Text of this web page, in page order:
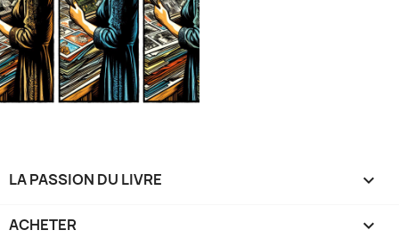
LA PASSION DU LIVRE 
ACHETER 